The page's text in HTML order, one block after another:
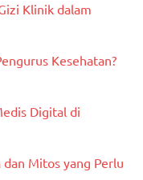
Klinik dalam
Kesehatan?
Digital di
Mitos yang Perlu